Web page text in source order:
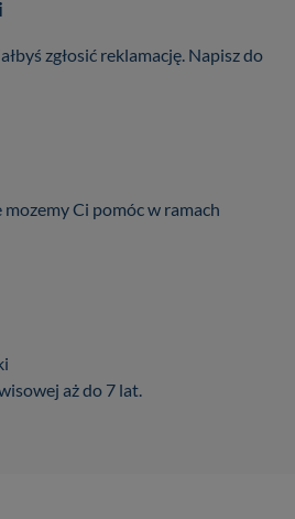
zgłosić reklamację. Napisz do
mozemy Ci pomóc w ramach
aż do 7 lat.